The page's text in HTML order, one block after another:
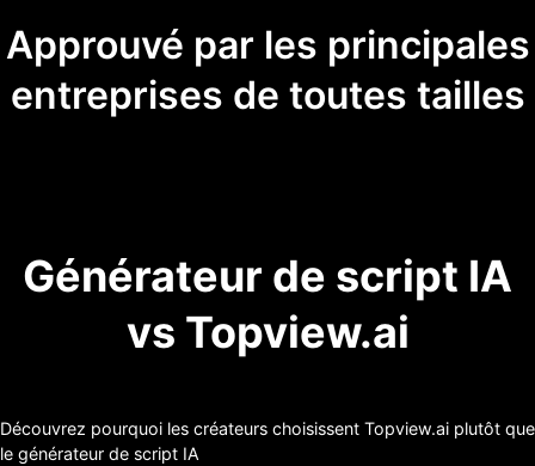
Approuvé par les principales
entreprises de toutes tailles
Générateur de script IA
vs Topview.ai
Découvrez pourquoi les créateurs choisissent Topview.ai plutôt que
le générateur de script IA